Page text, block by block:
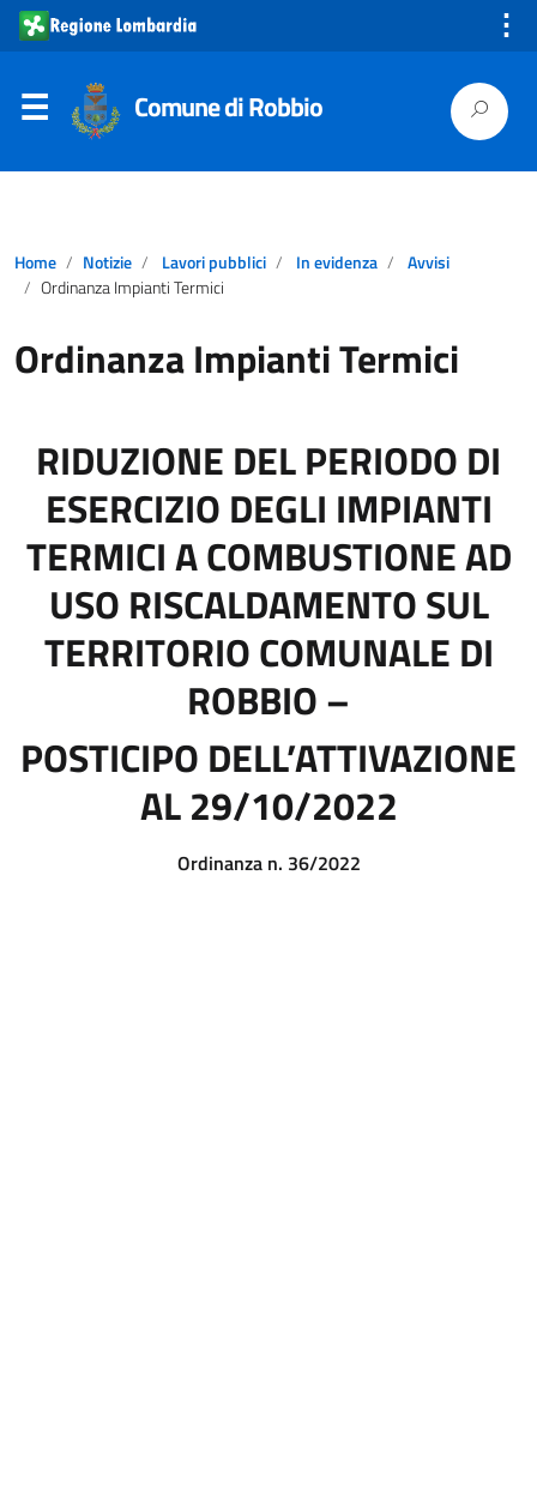
⋮
Comune di Robbio
Home Notizie Lavori pubblici In evidenza
Avvisi
Ordinanza Impianti Termici
Ordinanza Impianti Termici
RIDUZIONE DEL PERIODO DI
ESERCIZIO DEGLI IMPIANTI
TERMICI A COMBUSTIONE AD
USO RISCALDAMENTO SUL
TERRITORIO COMUNALE DI
ROBBIO –
POSTICIPO DELL’ATTIVAZIONE
AL 29/10/2022
Ordinanza n. 36/2022